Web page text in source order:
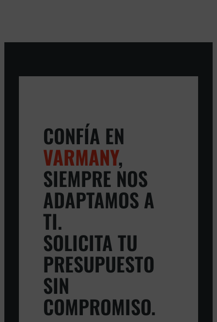
CONFÍA EN
VARMANY,
SIEMPRE NOS
ADAPTAMOS A
TI.
SOLICITA TU
PRESUPUESTO
SIN
COMPROMISO.